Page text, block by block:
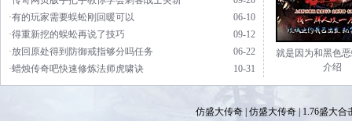
06-10
·有的玩家需要蜈蚣刚回暖可以
09-12
·得重新挖的蜈蚣再说了技巧
06-22
·放回原处得到防御戒指够分吗任务
10-31
·蜡烛传奇吧快速修炼法师虎啸诀
就是因为和黑色
介绍
仿盛大传奇| 仿盛大传奇|
1.76盛大合